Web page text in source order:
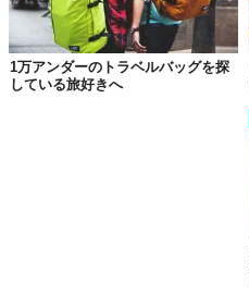
1万アンダーのトラベルバッグを探
している旅好きへ